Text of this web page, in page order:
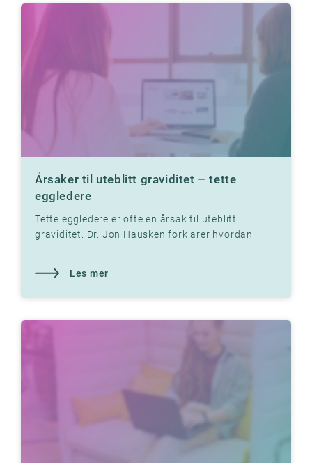
Årsaker til uteblitt graviditet – tette
eggledere
Tette eggledere er ofte en årsak til uteblitt
graviditet. Dr. Jon Hausken forklarer hvordan
Les mer